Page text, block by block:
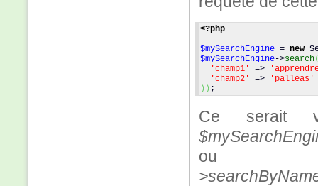
<?php
$mySearchEngine = new
$mySearchEngine->search
'champ1'
=>
'champ2'
=>
'palleas'
) ) ;
Ce serait
ou